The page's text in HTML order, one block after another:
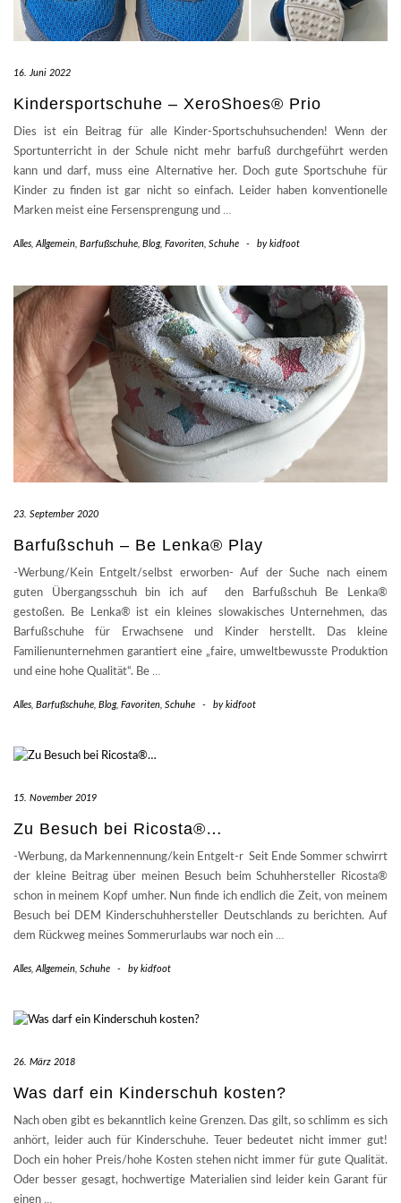
16. Juni 2022
Kindersportschuhe – XeroShoes® Prio
Dies ist ein Beitrag für alle Kinder-Sportschuhsuchenden! Wenn der
Sportunterricht in der Schule nicht mehr barfuß durchgeführt werden
kann und darf, muss eine Alternative her. Doch gute Sportschuhe für
Kinder zu finden ist gar nicht so einfach. Leider haben konventionelle
Marken meist eine Fersensprengung und …
Alles,Allgemein, Barfußschuhe, Blog, Favoriten, Schuhe - bykidfoot
23. September 2020
Barfußschuh – Be Lenka® Play
-Werbung/Kein Entgelt/selbst erworben- Auf der Suche nach einem
guten Übergangsschuh bin ich auf den Barfußschuh Be Lenka®
gestoßen. Be Lenka® ist ein kleines slowakisches Unternehmen, das
Barfußschuhe für Erwachsene und Kinder herstellt. Das kleine
Familienunternehmen garantiert eine „faire, umweltbewusste Produktion
und eine hohe Qualität“. Be …
Alles, Barfußschuhe, Blog, Favoriten, Schuhe - bykidfoot
15. November 2019
Zu Besuch bei Ricosta®…
-Werbung, da Markennennung/kein Entgelt-r Seit Ende Sommer schwirrt
der kleine Beitrag über meinen Besuch beim Schuhhersteller Ricosta®
schon in meinem Kopf umher. Nun finde ich endlich die Zeit, von meinem
Besuch bei DEM Kinderschuhhersteller Deutschlands zu berichten. Auf
dem Rückweg meines Sommerurlaubs war noch ein …
Alles,Allgemein, Schuhe - bykidfoot
26. März 2018
Was darf ein Kinderschuh kosten?
Nach oben gibt es bekanntlich keine Grenzen. Das gilt, so schlimm es sich
anhört, leider auch für Kinderschuhe. Teuer bedeutet nicht immer gut!
Doch ein hoher Preis/hohe Kosten stehen nicht immer für gute Qualität.
Oder besser gesagt, hochwertige Materialien sind leider kein Garant für
einen …